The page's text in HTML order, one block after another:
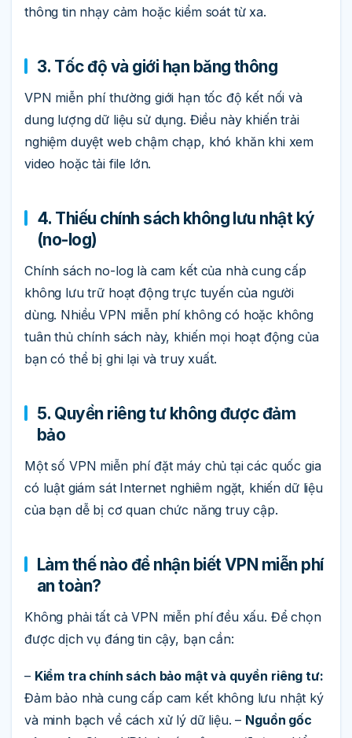
thông tin nhạy cảm hoặc kiểm soát từ xa.
3. Tốc độ và giới hạn băng thông
VPN miễn phí thường giới hạn tốc độ kết nối và
dung lượng dữ liệu sử dụng. Điều này khiến trải
nghiệm duyệt web chậm chạp, khó khăn khi xem
video hoặc tải file lớn.
4. Thiếu chính sách không lưu nhật ký
(no-log)
Chính sách no-log là cam kết của nhà cung cấp
không lưu trữ hoạt động trực tuyến của người
dùng. Nhiều VPN miễn phí không có hoặc không
tuân thủ chính sách này, khiến mọi hoạt động của
bạn có thể bị ghi lại và truy xuất.
5. Quyền riêng tư không được đảm
bảo
Một số VPN miễn phí đặt máy chủ tại các quốc gia
có luật giám sát Internet nghiêm ngặt, khiến dữ liệu
của bạn dễ bị cơ quan chức năng truy cập.
Làm thế nào để nhận biết VPN miễn phí
an toàn?
Không phải tất cả VPN miễn phí đều xấu. Để chọn
được dịch vụ đáng tin cậy, bạn cần:
– Kiểm tra chính sách bảo mật và quyền riêng tư:
Đảm bảo nhà cung cấp cam kết không lưu nhật ký
và minh bạch về cách xử lý dữ liệu. – Nguồn gốc